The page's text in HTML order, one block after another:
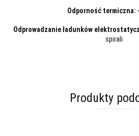
Odporność termiczna:
Odprowadzanie ładunków
spirali
Produkty